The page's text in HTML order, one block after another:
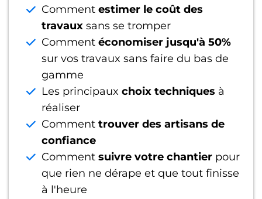
Comment estimer le coût des
travaux sans se tromper
Comment économiser jusqu'à 50%
sur vos travaux sans faire du bas de
gamme
Les principaux choix techniques à
réaliser
Comment trouver des artisans de
confiance
Comment suivre votre chantier pour
que rien ne dérape et que tout finisse
à l'heure